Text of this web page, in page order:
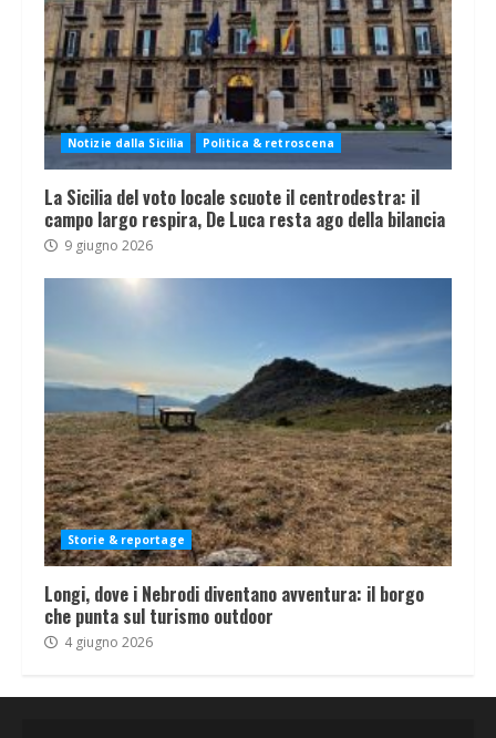
Notizie dalla Sicilia Politica & retroscena
La Sicilia del voto locale scuote il centrodestra: il
campo largo respira, De Luca resta ago della bilancia
9 giugno 2026
Storie & reportage
Longi, dove i Nebrodi diventano avventura: il borgo
che punta sul turismo outdoor
4 giugno 2026